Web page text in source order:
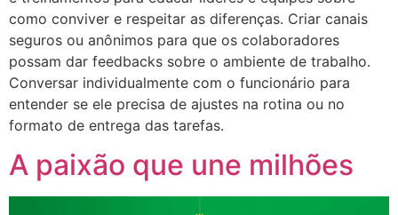
como conviver e respeitar as diferenças. Criar canais
seguros ou anônimos para que os colaboradores
possam dar feedbacks sobre o ambiente de trabalho.
Conversar individualmente com o funcionário para
entender se ele precisa de ajustes na rotina ou no
formato de entrega das tarefas.
A paixão que une milhões